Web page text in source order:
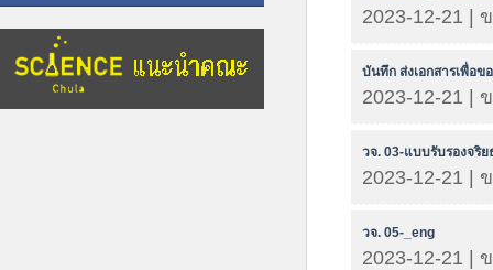
2023-12-21 |
บันทึก ส่งเอกสารเพื่อ
2023-12-21 |
วจ. 03-แบบรับรองจริ
2023-12-21 |
วจ. 05-_eng
2023-12-21 |